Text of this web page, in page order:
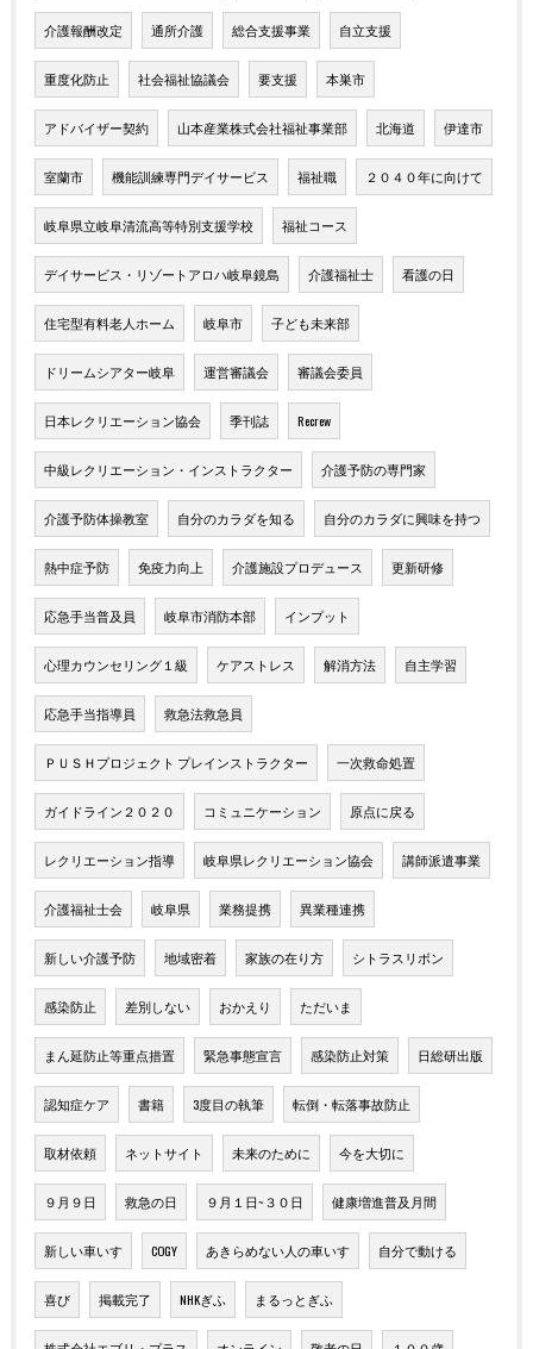
介護報酬改定 通所介護 総合支援事業 自立支援
重度化防止 社会福祉協議会 要支援 本巣市
アドバイザー契約 山本産業株式会社福祉事業部 北海道 伊達市
室蘭市 機能訓練専門デイサービス 福祉職 ２０４０年に向けて
岐阜県立岐阜清流高等特別支援学校 福祉コース
デイサービス・リゾートアロハ岐阜鏡島 介護福祉士 看護の日
住宅型有料老人ホーム 岐阜市 子ども未来部
ドリームシアター岐阜 運営審議会 審議会委員
日本レクリエーション協会 季刊誌 Recrew
中級レクリエーション・インストラクター 介護予防の専門家
介護予防体操教室 自分のカラダを知る 自分のカラダに興味を持つ
熱中症予防 免疫力向上 介護施設プロデュース 更新研修
応急手当普及員 岐阜市消防本部 インプット
心理カウンセリング１級 ケアストレス 解消方法 自主学習
応急手当指導員 救急法救急員
ＰＵＳＨプロジェクト プレインストラクター 一次救命処置
ガイドライン２０２０ コミュニケーション 原点に戻る
レクリエーション指導 岐阜県レクリエーション協会 講師派遣事業
介護福祉士会 岐阜県 業務提携 異業種連携
新しい介護予防 地域密着 家族の在り方 シトラスリボン
感染防止 差別しない おかえり ただいま
まん延防止等重点措置 緊急事態宣言 感染防止対策 日総研出版
認知症ケア 書籍 3度目の執筆 転倒・転落事故防止
取材依頼 ネットサイト 未来のために 今を大切に
９月９日 救急の日 ９月１日~３０日 健康増進普及月間
新しい車いす COGY あきらめない人の車いす 自分で動ける
喜び 掲載完了 NHKぎふ まるっとぎふ